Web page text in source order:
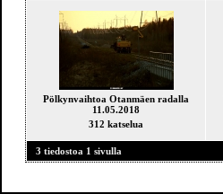
Pölkynvaihtoa Otanmäen radalla
11.05.2018
312 katselua
3 tiedostoa 1 sivulla